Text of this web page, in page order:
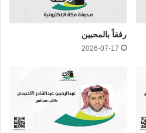
رفقاً بالمحبين
2026-07-17